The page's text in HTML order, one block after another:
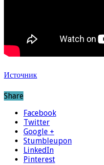
Источник
Share
Facebook
Twitter
Google +
Stumbleupon
LinkedIn
Pinterest